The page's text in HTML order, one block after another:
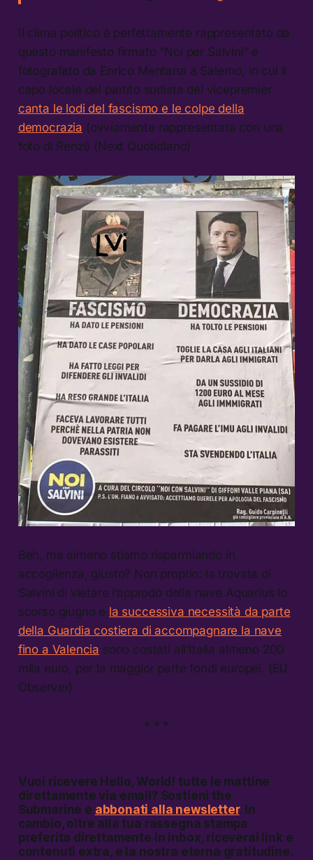
Il clima politico è perfettamente rappresentato da
questo manifesto firmato “Noi per Salvini” e
fotografato da Enrico Mentana a Salerno, in cui il
capo locale del partito sudista del vicepremier
canta le lodi del fascismo e le colpe della
democrazia (ovviamente rappresentata con una
foto di Renzi) (Next Quotidiano)
Beh, ma almeno stiamo risparmiando in
accoglienza, giusto? Non proprio: la trovata di
Salvini di vietare l’approdo della nave Aquarius lo
scorso giugno e la successiva necessità da parte
della Guardia costiera di accompagnare la nave
fino a Valencia sono costati all’Italia almeno 200
mila euro, per la maggior parte fondi europei. (EU
Observer)
* * *
Vuoi ricevere Hello, World! tutte le mattine
direttamente via email? Sostieni the
Submarine e abbonati alla newsletter. In
cambio, oltre alla tua rassegna stampa
preferita direttamente in inbox, riceverai link e
contenuti extra, e la nostra eterna gratitudine.